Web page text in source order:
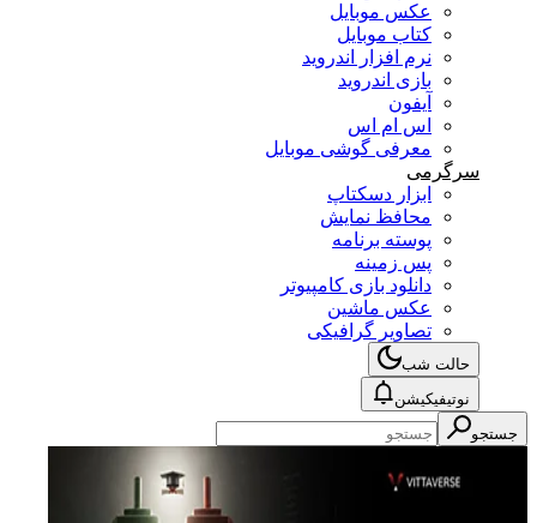
عکس موبایل
کتاب موبایل
نرم افزار اندروید
بازی اندروید
آیفون
اس ام اس
معرفی گوشی موبایل
سرگرمی
ابزار دسکتاپ
محافظ نمایش
پوسته برنامه
پس زمینه
دانلود بازی کامپیوتر
عکس ماشین
تصاویر گرافیکی
حالت شب
نوتیفیکیشن
جستجو